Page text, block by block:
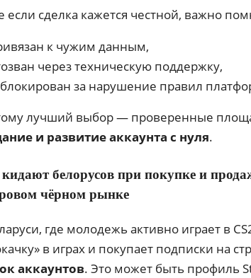
если сделка кажется честной, важно
к чужим данным,
через техническую поддержку,
за нарушение правил
лучший выбор — проверенные
и развитие аккаунта с нуля.
белорусов при покупке и
чёрном рынке
где молодежь активно играет в
в играх и покупает подписки на
аккаунтов. Это может быть профиль